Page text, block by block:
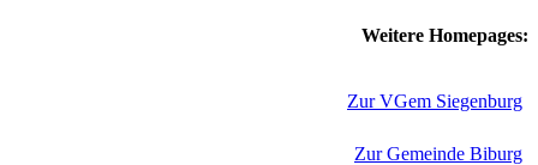
Weitere Homepages:
Zur VGem Siegenburg
Zur Gemeinde Biburg